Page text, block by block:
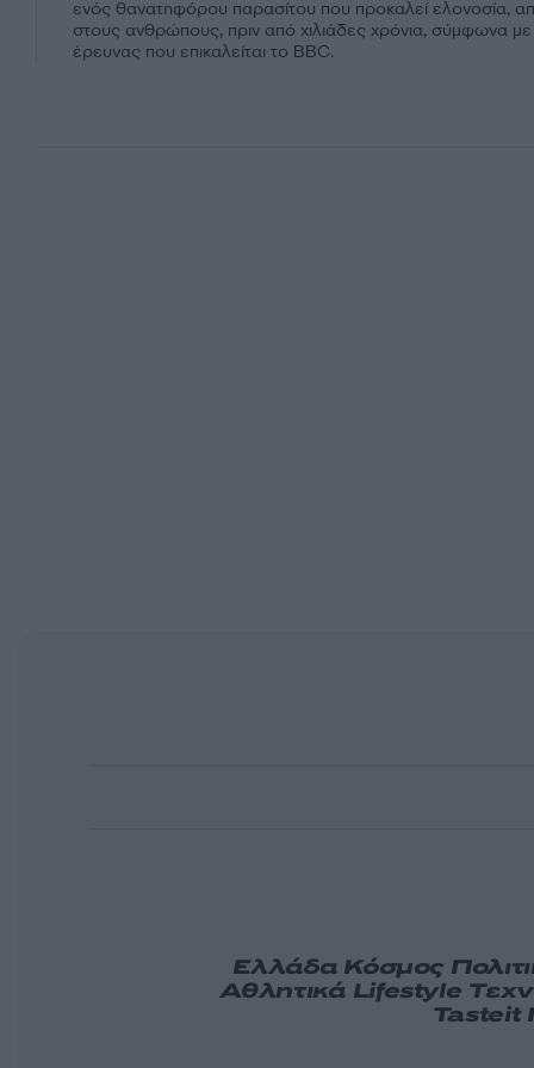
ενός θανατηφόρου παρασίτου που προκαλεί ελονοσία,
στους ανθρώπους, πριν από χιλιάδες χρόνια, σύμφωνα
έρευνας που επικαλείται το BBC.
Ελλάδα Κόσμος
Αθλητικά Lifestyle
Tasteit